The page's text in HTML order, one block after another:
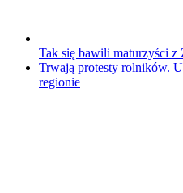
Tak się bawili maturzyści
Trwają protesty rolników.
regionie